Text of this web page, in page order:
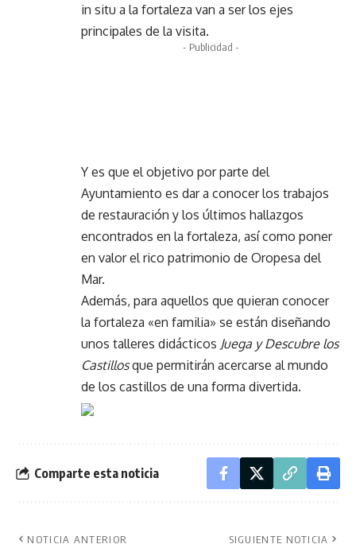
in situ a la fortaleza van a ser los ejes
principales de la visita.
- Publicidad -
Y es que el objetivo por parte del
Ayuntamiento es dar a conocer los trabajos
de restauración y los últimos hallazgos
encontrados en la fortaleza, así como poner
en valor el rico patrimonio de Oropesa del
Mar.
Además, para aquellos que quieran conocer
la fortaleza «en familia» se están diseñando
unos talleres didácticos Juega y Descubre los
Castillosque permitirán acercarse al mundo
de los castillos de una forma divertida.
Comparte esta noticia
NOTICIA ANTERIOR SIGUIENTE NOTICIA